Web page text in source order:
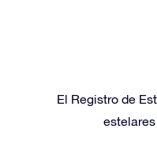
El Registro de